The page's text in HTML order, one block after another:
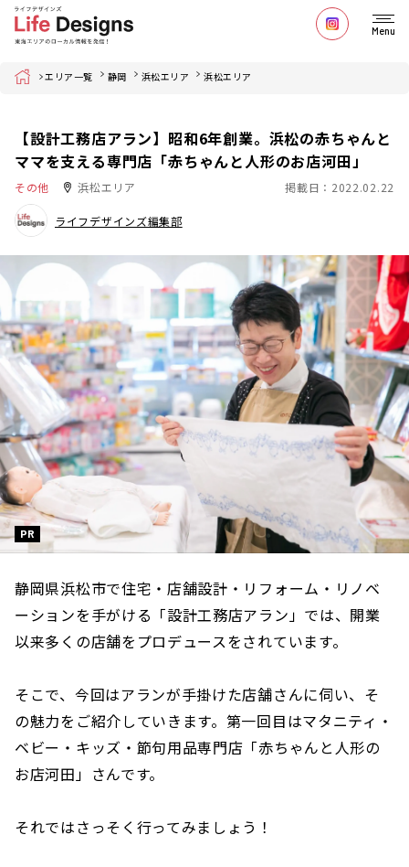
Menu
Home エリア一覧 静岡 浜松エリア 浜松エリア
【設計工務店アラン】昭和6年創業。浜松の赤ちゃんと
ママを支える専門店「赤ちゃんと人形のお店河田」
その他 浜松エリア 掲載日：2022.02.22
ライフデザインズ編集部
PR
静岡県浜松市で住宅・店舗設計・リフォーム・リノベ
ーションを手がける「設計工務店アラン」では、開業
以来多くの店舗をプロデュースをされています。
そこで、今回はアランが手掛けた店舗さんに伺い、そ
の魅力をご紹介していきます。第一回目はマタニティ・
ベビー・キッズ・節句用品専門店「赤ちゃんと人形の
お店河田」さんです。
それではさっそく行ってみましょう！